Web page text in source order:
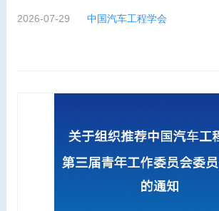
2026-07-29 中国汽车工程学会